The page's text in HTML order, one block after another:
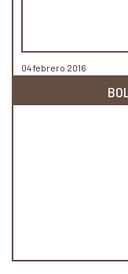
04 febrero 2016